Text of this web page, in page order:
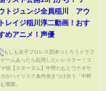
トジュンジ全員稲川 アウ
トレイジ稲川淳二動画！おす
めアニメ！声優